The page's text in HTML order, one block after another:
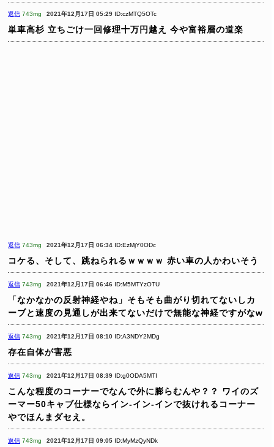
返信 743mg 2021年12月17日 05:29 ID:czMTQ5OTc
単車高杉 立ちごけ一回修理十万円越え 今や富裕層の道楽
返信 743mg 2021年12月17日 06:34 ID:EzMjY0ODc
コケる、そして、跳ねられるｗｗｗｗ 赤い車の人かわいそう
返信 743mg 2021年12月17日 06:46 ID:M5MTYzOTU
「なかなかの反射神経やね」そもそも曲がり切れてないしカ
ーブと速度の見通しが出来てないだけで無能な神経ですがなw
返信 743mg 2021年12月17日 08:10 ID:A3NDY2MDg
存在自体が害悪
返信 743mg 2021年12月17日 08:39 ID:g0ODA5MTI
こんな程度のコーナーでなんで外に膨らむんや？？
ワイのズ
ーマー50キャブ仕様ならイン-イン-インで抜けれるコーナー
やでほんまダセえ。
返信 743mg 2021年12月17日 09:05 ID:MyMzQyNDk